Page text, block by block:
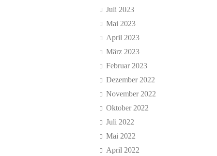
Juli 2023
Mai 2023
April 2023
März 2023
Februar 2023
Dezember 2022
November 2022
Oktober 2022
Juli 2022
Mai 2022
April 2022